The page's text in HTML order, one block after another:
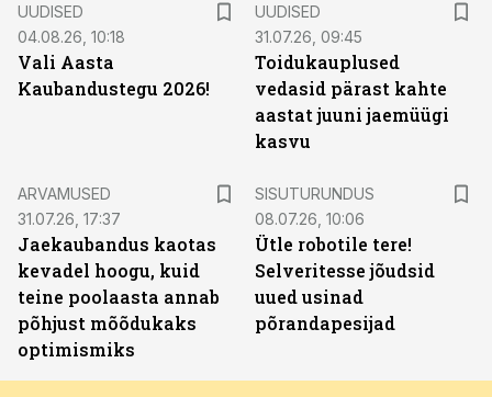
UUDISED
04.08.26, 10:18
Vali Aasta
Kaubandustegu 2026!
UUDISED
31.07.26, 09:45
Toidukauplused
vedasid pärast kahte
aastat juuni jaemüügi
kasvu
ARVAMUSED
31.07.26, 17:37
Jaekaubandus kaotas
kevadel hoogu, kuid
teine poolaasta annab
põhjust mõõdukaks
optimismiks
SISUTURUNDUS
08.07.26, 10:06
Ütle robotile tere!
Selveritesse jõudsid
uued usinad
põrandapesijad